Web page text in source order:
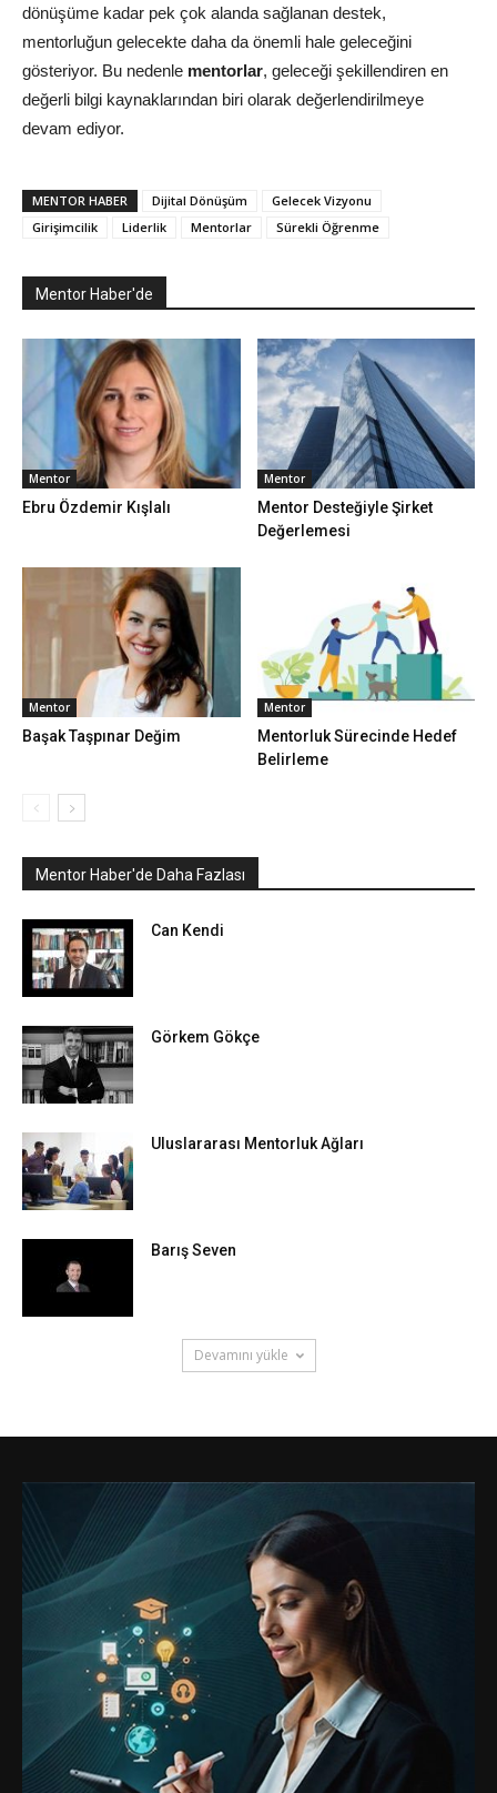
dönüşüme kadar pek çok alanda sağlanan destek,
mentorluğun gelecekte daha da önemli hale geleceğini
gösteriyor. Bu nedenle mentorlar, geleceği şekillendiren en
değerli bilgi kaynaklarından biri olarak değerlendirilmeye
devam ediyor.
MENTOR HABER Dijital Dönüşüm
Gelecek Vizyonu
Girişimcilik
Liderlik Mentorlar Sürekli Öğrenme
Mentor Haber'de
Mentor
Ebru Özdemir Kışlalı
Mentor
Mentor Desteğiyle Şirket
Değerlemesi
Mentor
Başak Taşpınar Değim
Mentor
Mentorluk Sürecinde Hedef
Belirleme
Mentor Haber'de Daha Fazlası
Can Kendi
Görkem Gökçe
Uluslararası Mentorluk Ağları
Barış Seven
Devamını yükle